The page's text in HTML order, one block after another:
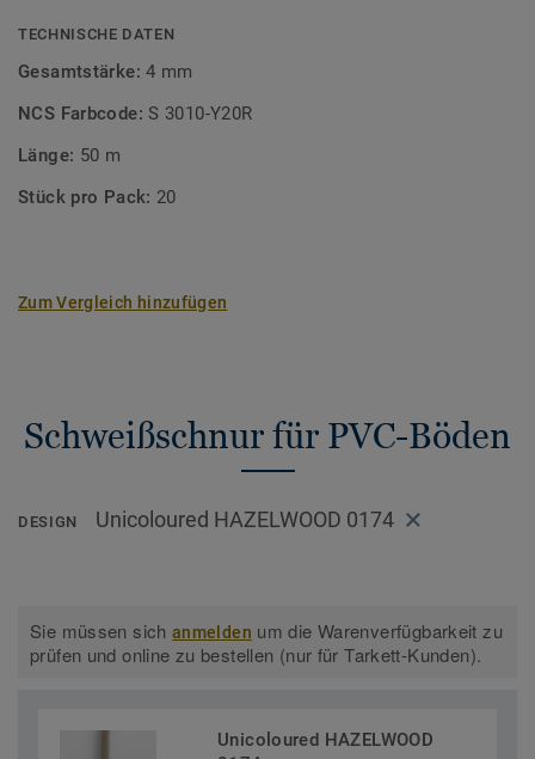
TECHNISCHE DATEN
Gesamtstärke:4 mm
NCS Farbcode:S 3010-Y20R
Länge: 50 m
Stück pro Pack: 20
Zum Vergleich hinzufügen
Schweißschnur für PVC-Böden
DESIGN Unicoloured HAZELWOOD 0174
Sie müssen sichanmelden um die Warenverfügbarkeit zu
prüfen und online zu bestellen (nur für Tarkett-Kunden).
Unicoloured HAZELWOOD